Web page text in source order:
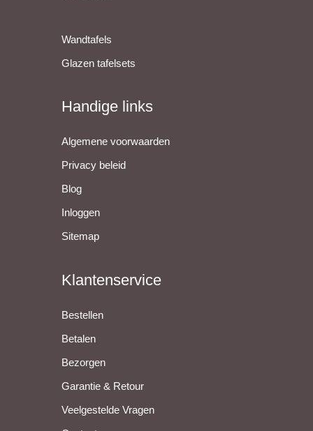
Wandtafels
Glazen tafelsets
Handige links
Algemene voorwaarden
Privacy beleid
Blog
Inloggen
Sitemap
Klantenservice
Bestellen
Betalen
Bezorgen
Garantie & Retour
Veelgestelde Vragen